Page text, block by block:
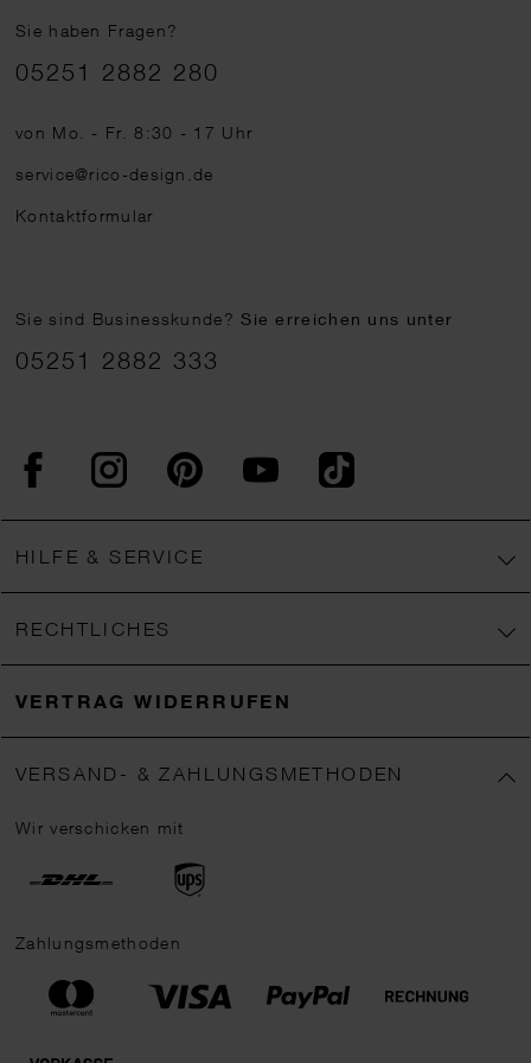
Sie haben Fragen?
Telefonnummer
05251 2882 280
von Mo. - Fr. 8:30 - 17 Uhr
service@rico-design.de
Kontaktformular
Sie sind Businesskunde?Sie erreichen uns unter
05251 2882 333
FacebookInstagram PinterestYouTubeTikTok
HILFE & SERVICE
RECHTLICHES
VERTRAG WIDERRUFEN
VERSAND- & ZAHLUNGSMETHODEN
Wir verschicken mit
Zahlungsmethoden